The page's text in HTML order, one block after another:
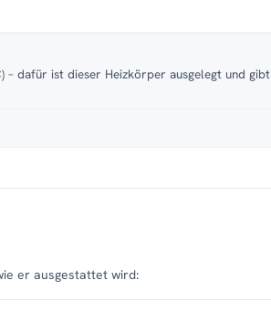
dafür ist dieser Heizkörper ausgelegt und gibt
er ausgestattet wird: